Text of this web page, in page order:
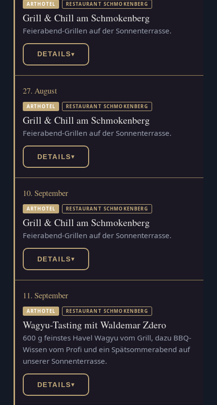
ARTHOTEL RESTAURANT SCHMOKENBERG
Grill & Chill am Schmokenberg
Feierabend-Grillen auf der Sonnenterrasse.
DETAILS▾
27. August
ARTHOTEL RESTAURANT SCHMOKENBERG
Grill & Chill am Schmokenberg
Feierabend-Grillen auf der Sonnenterrasse.
DETAILS▾
10. September
ARTHOTEL RESTAURANT SCHMOKENBERG
Grill & Chill am Schmokenberg
Feierabend-Grillen auf der Sonnenterrasse.
DETAILS▾
11. September
ARTHOTEL RESTAURANT SCHMOKENBERG
Wagyu-Tasting mit Waldemar Zdero
600 g feinstes Havel Wagyu vom Grill, dazu BBQ-
Wissen vom Profi und ein Spätsommerabend auf
unserer Sonnenterrasse.
DETAILS▾